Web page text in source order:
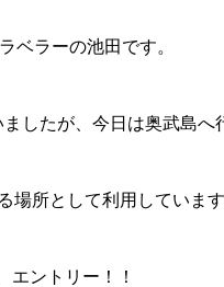
ベラーの池田です。
したが、今日は奥武島へ
場所として利用しています
エントリー！！